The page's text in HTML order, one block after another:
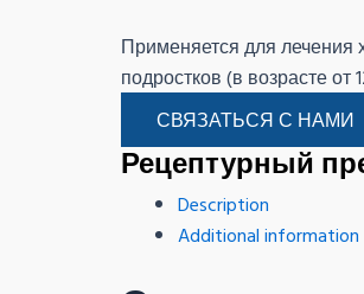
Применяется для лечения
подростков (в возрасте от
СВЯЗАТЬСЯ С НАМИ
Рецептурный
Description
Additional information